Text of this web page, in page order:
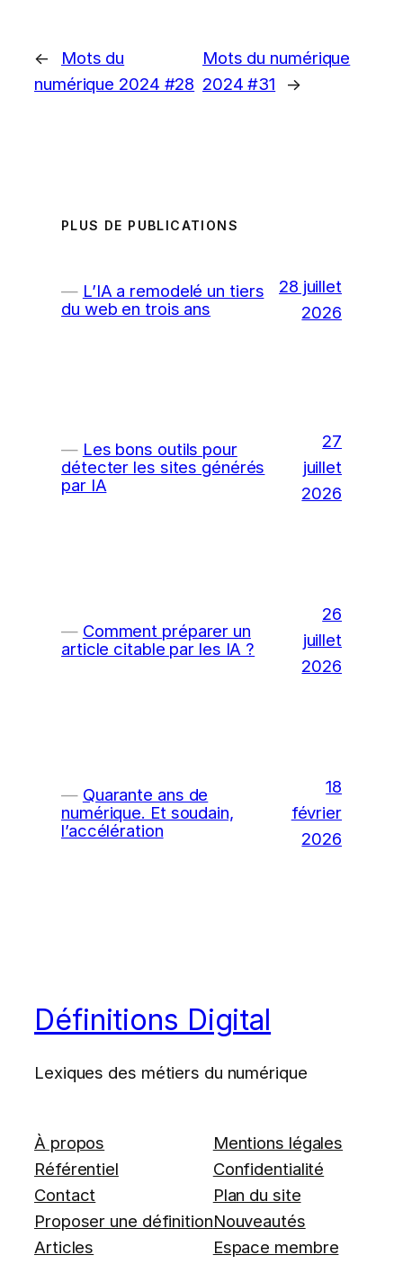
←
Mots du
numérique 2024 #28
Mots du numérique
2024 #31
→
PLUS DE PUBLICATIONS
L’IA a remodelé un tiers
du web en trois ans
28 juillet
2026
Les bons outils pour
détecter les sites générés
par IA
27
juillet
2026
Comment préparer un
article citable par les IA ?
26
juillet
2026
Quarante ans de
numérique. Et soudain,
l’accélération
18
février
2026
Définitions Digital
Lexiques des métiers du numérique
À propos
Référentiel
Contact
Proposer une définition
Articles
Mentions légales
Confidentialité
Plan du site
Nouveautés
Espace membre